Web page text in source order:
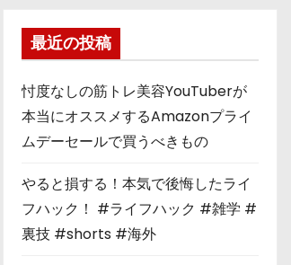
最近の投稿
忖度なしの筋トレ美容YouTuberが
本当にオススメするAmazonプライ
ムデーセールで買うべきもの
やると損する！本気で後悔したライ
フハック！ #ライフハック #雑学 #
裏技 #shorts #海外